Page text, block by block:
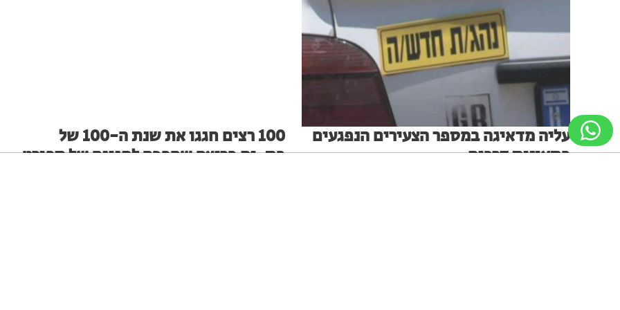
עליה מדאיגה במספר הצעירים הנפגעים
בתאונות דרכים
100 רצים חגגו את שנת ה-100 של
בת-ים בריצה שהפכה לחגיגה של ספורט